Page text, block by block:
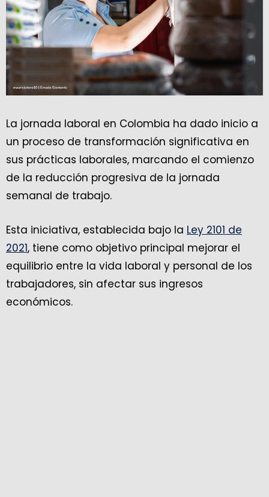
La jornada laboral en Colombia ha dado inicio a
un proceso de transformación significativa en
sus prácticas laborales, marcando el comienzo
de la reducción progresiva de la jornada
semanal de trabajo.
Esta iniciativa, establecida bajo la Ley 2101 de
2021, tiene como objetivo principal mejorar el
equilibrio entre la vida laboral y personal de los
trabajadores, sin afectar sus ingresos
económicos.